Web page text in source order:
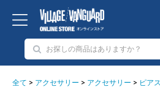
全て > アクセサリー > アクセサリー > ピア